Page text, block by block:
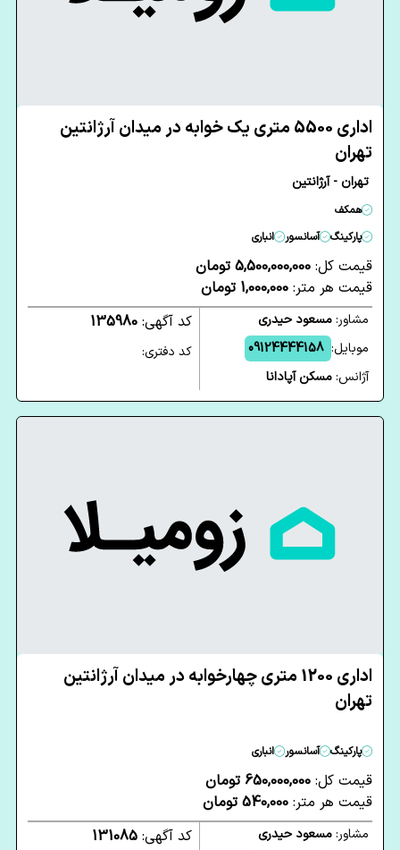
اداری 5500 متری یک خوابه در میدان آرژانتین
تهران
تهران - آرژانتین
همکف
پارکینگ
آسانسور انباری
قیمت کل: 5,500,000,000 تومان
قیمت هر متر: 1,000,000 تومان
مشاور:مسعود حیدری
موبایل: 09124444158
آژانس:مسکن آپادانا
کد آگهی: 135980
کد دفتری:
اداری 1200 متری چهارخوابه در میدان آرژانتین
تهران
پارکینگ آسانسور انباری
قیمت کل: 650,000,000 تومان
قیمت هر متر: 540,000 تومان
مشاور:مسعود حیدری
کد آگهی: 131085